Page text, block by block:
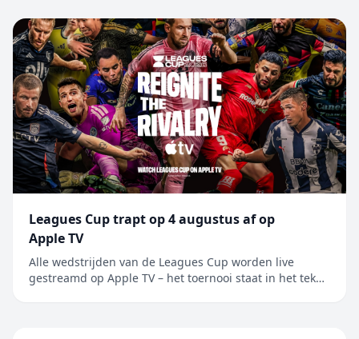
Leagues Cup trapt op 4 augustus af op
Apple TV
Alle wedstrijden van de Leagues Cup worden live
gestreamd op Apple TV – het toernooi staat in het teken